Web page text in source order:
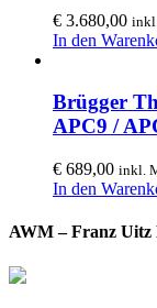
€ 3.680,00
In den
Brügger
APC9 /
€ 689,00 inkl.
In den
AWM – Franz Uitz